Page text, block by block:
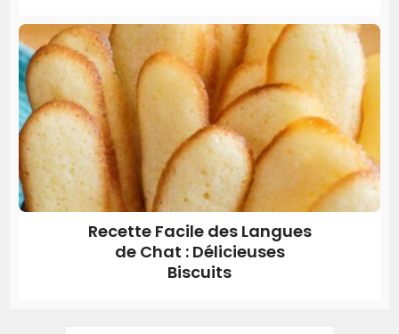
Recette Facile des Langues
de Chat : Délicieuses
Biscuits